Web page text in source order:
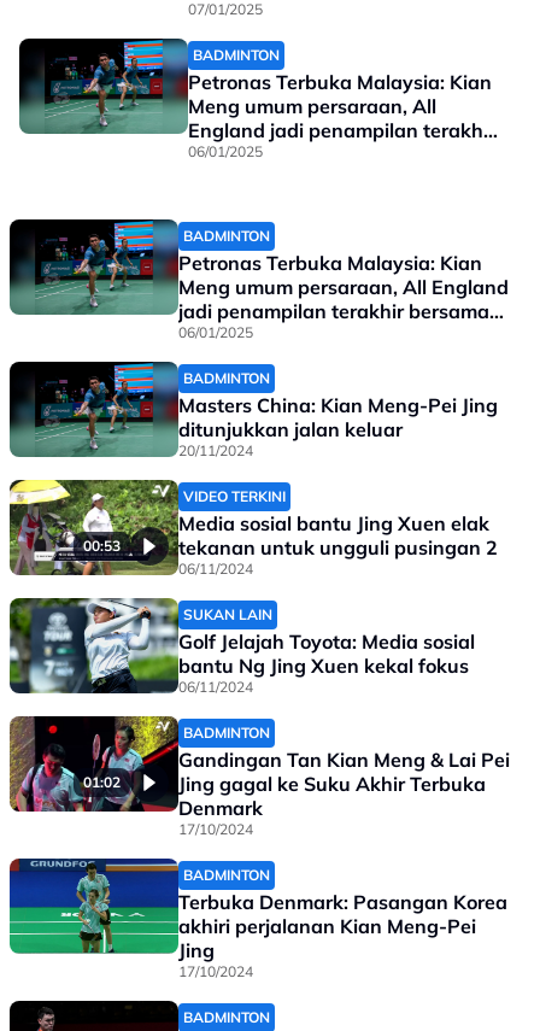
Axiata Arena tewas kepada wakil
Jepun
07/01/2025
BADMINTON
Petronas Terbuka Malaysia: Kian
Meng umum persaraan, All
England jadi penampilan terakhir
bersama Pei Jing
06/01/2025
BADMINTON
Petronas Terbuka Malaysia: Kian
Meng umum persaraan, All England
jadi penampilan terakhir bersama
Pei Jing
06/01/2025
BADMINTON
Masters China: Kian Meng-Pei Jing
ditunjukkan jalan keluar
20/11/2024
00:53
VIDEO TERKINI
Media sosial bantu Jing Xuen elak
tekanan untuk ungguli pusingan 2
06/11/2024
SUKAN LAIN
Golf Jelajah Toyota: Media sosial
bantu Ng Jing Xuen kekal fokus
06/11/2024
01:02
BADMINTON
Gandingan Tan Kian Meng & Lai Pei
Jing gagal ke Suku Akhir Terbuka
Denmark
17/10/2024
BADMINTON
Terbuka Denmark: Pasangan Korea
akhiri perjalanan Kian Meng-Pei
Jing
17/10/2024
BADMINTON